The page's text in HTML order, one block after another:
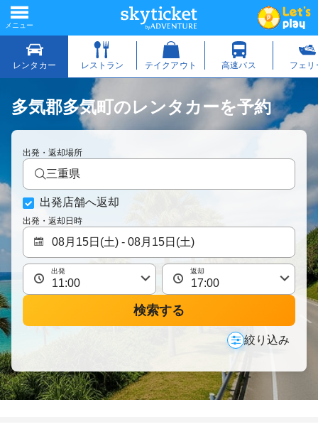
多気郡多気町のレンタカーを予約
出発・返却場所
三重県
出発店舗へ返却
出発・返却日時
出発 返却
検索する
絞り込み